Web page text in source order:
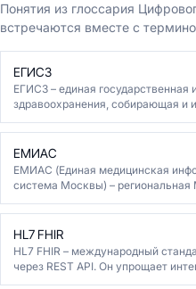
Понятия из глоссария
встречаются вместе с
ЕГИСЗ
ЕГИСЗ – единая
здравоохранения, собирающая и
ЕМИАС
ЕМИАС (Единая медицинская
система Москвы) –
HL7 FHIR
HL7 FHIR – международный
через REST API. Он упрощает